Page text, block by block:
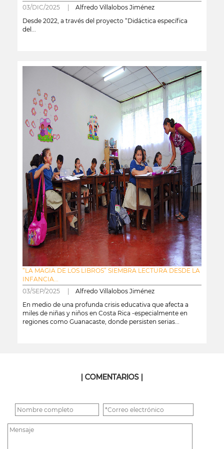
03/DIC/2025 | Alfredo Villalobos Jiménez
Desde 2022, a través del proyecto “Didáctica específica
del...
“LA MAGIA DE LOS LIBROS” SIEMBRA LECTURA DESDE LA
INFANCIA...
03/SEP/2025 | Alfredo Villalobos Jiménez
En medio de una profunda crisis educativa que afecta a
miles de niñas y niños en Costa Rica -especialmente en
regiones como Guanacaste, donde persisten serias...
| COMENTARIOS |